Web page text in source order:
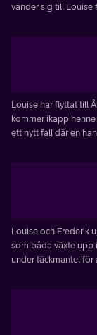
vänder sig till Louise
Louise har flyttat till
kommer ikapp
ett nytt fall där en
Louise och Frederik
som båda växte upp
under täckmantel